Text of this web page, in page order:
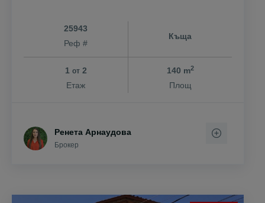
25943
Реф #
Къща
1 от2
Етаж
140 m2
Площ
Ренета Арнаудова
Брокер